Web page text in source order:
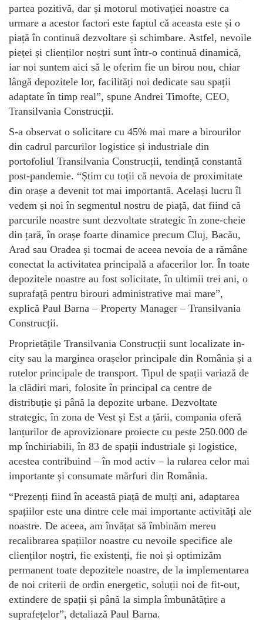
partea pozitivă, dar și motorul motivației noastre ca
urmare a acestor factori este faptul că aceasta este și o
piață în continuă dezvoltare și schimbare. Astfel, nevoile
pieței și clienților noștri sunt într-o continuă dinamică,
iar noi suntem aici să le oferim fie un birou nou, chiar
lângă depozitele lor, facilități noi dedicate sau spații
adaptate în timp real”, spune Andrei Timofte, CEO,
Transilvania Construcții.
S-a observat o solicitare cu 45% mai mare a birourilor
din cadrul parcurilor logistice și industriale din
portofoliul Transilvania Construcții, tendință constantă
post-pandemie. “Știm cu toții că nevoia de proximitate
din orașe a devenit tot mai importantă. Același lucru îl
vedem și noi în segmentul nostru de piață, dat fiind că
parcurile noastre sunt dezvoltate strategic în zone-cheie
din țară, în orașe foarte dinamice precum Cluj, Bacău,
Arad sau Oradea și tocmai de aceea nevoia de a rămâne
conectat la activitatea principală a afacerilor lor. În toate
depozitele noastre au fost solicitate, în ultimii trei ani, o
suprafață pentru birouri administrative mai mare”,
explică Paul Barna – Property Manager – Transilvania
Construcții.
Proprietățile Transilvania Construcții sunt localizate in-
city sau la marginea orașelor principale din România și a
rutelor principale de transport. Tipul de spații variază de
la clădiri mari, folosite în principal ca centre de
distribuție și până la depozite urbane. Dezvoltate
strategic, în zona de Vest și Est a țării, compania oferă
lanțurilor de aprovizionare proiecte cu peste 250.000 de
mp închiriabili, în 83 de spații industriale și logistice,
acestea contribuind – în mod activ – la rularea celor mai
importante și consumate mărfuri din România.
“Prezenți fiind în această piață de mulți ani, adaptarea
spațiilor este una dintre cele mai importante activități ale
noastre. De aceea, am învățat să îmbinăm mereu
recalibrarea spațiilor noastre cu nevoile specifice ale
clienților noștri, fie existenți, fie noi și optimizăm
permanent toate depozitele noastre, de la implementarea
de noi criterii de ordin energetic, soluții noi de fit-out,
extindere de spații și până la simpla îmbunătățire a
suprafețelor”, detaliază Paul Barna.